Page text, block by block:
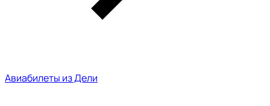
Авиабилеты из Дели